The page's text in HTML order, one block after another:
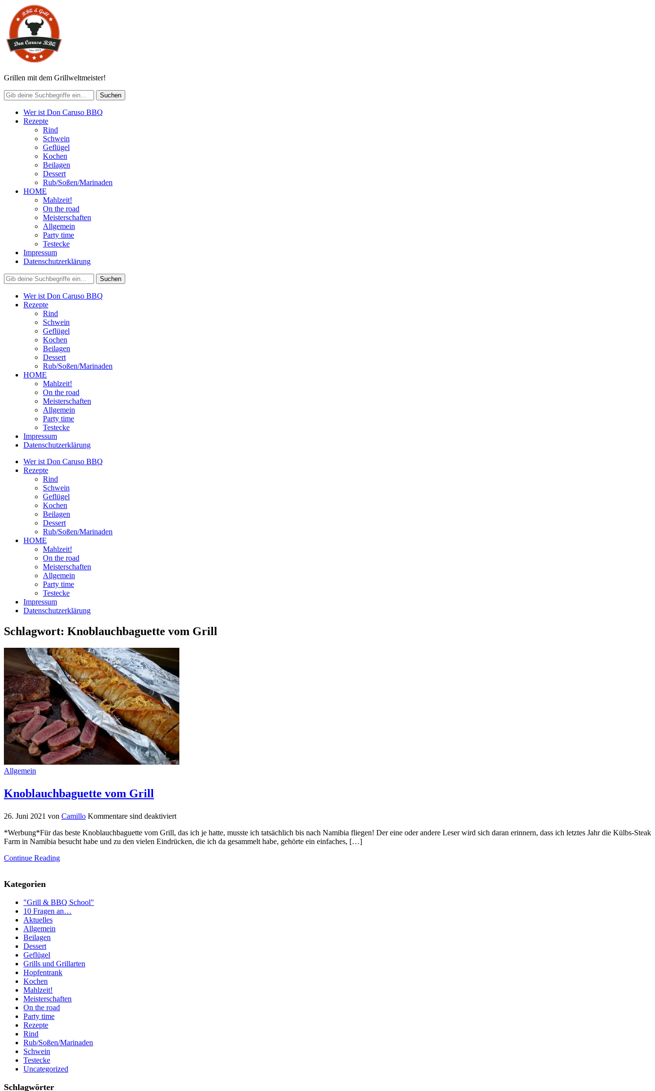
Grillen mit dem Grillweltmeister!
Wer ist Don Caruso BBQ
Rezepte
Rind
Schwein
Geflügel
Kochen
Beilagen
Dessert
Rub/Soßen/Marinaden
HOME
Mahlzeit!
On the road
Meisterschaften
Allgemein
Party time
Testecke
Impressum
Datenschutzerklärung
Wer ist Don Caruso BBQ
Rezepte
Rind
Schwein
Geflügel
Kochen
Beilagen
Dessert
Rub/Soßen/Marinaden
HOME
Mahlzeit!
On the road
Meisterschaften
Allgemein
Party time
Testecke
Impressum
Datenschutzerklärung
Wer ist Don Caruso BBQ
Rezepte
Rind
Schwein
Geflügel
Kochen
Beilagen
Dessert
Rub/Soßen/Marinaden
HOME
Mahlzeit!
On the road
Meisterschaften
Allgemein
Party time
Testecke
Impressum
Datenschutzerklärung
Schlagwort: Knoblauchbaguette vom Grill
Allgemein
Knoblauchbaguette vom Grill
26. Juni 2021 von Camillo Kommentare sind deaktiviert
*Werbung*Für das beste Knoblauchbaguette vom Grill, das ich je hatte, musste ich tatsächlich bis nach Namibia fliegen! Der eine oder andere Leser wird sich daran erinnern, dass ich letztes Jahr die Külbs-Steak
Farm in Namibia besucht habe und zu den vielen Eindrücken, die ich da gesammelt habe, gehörte ein einfaches, […]
Continue Reading
Kategorien
"Grill & BBQ School"
10 Fragen an…
Aktuelles
Allgemein
Beilagen
Dessert
Geflügel
Grills und Grillarten
Hopfentrank
Kochen
Mahlzeit!
Meisterschaften
On the road
Party time
Rezepte
Rind
Rub/Soßen/Marinaden
Schwein
Testecke
Uncategorized
Schlagwörter